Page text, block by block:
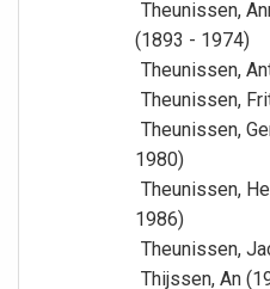
Theunissen,
(1893 - 1974)
Theunissen,
Theunissen,
Theunissen,
1980)
Theunissen,
1986)
Theunissen,
Thijssen, An